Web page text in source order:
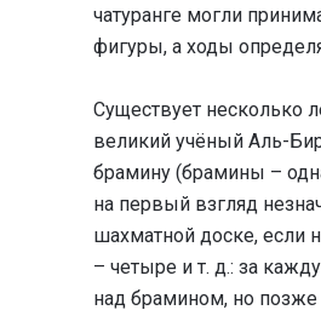
чатуранге могли
фигуры, а ходы
Существует несколько
великий учёный Аль-
брамину (брамины –
на первый взгляд
шахматной доске, если
– четыре и т. д.: за
над брамином, но позже